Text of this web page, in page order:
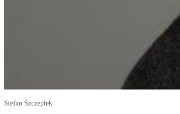
Stefan Szczepłek